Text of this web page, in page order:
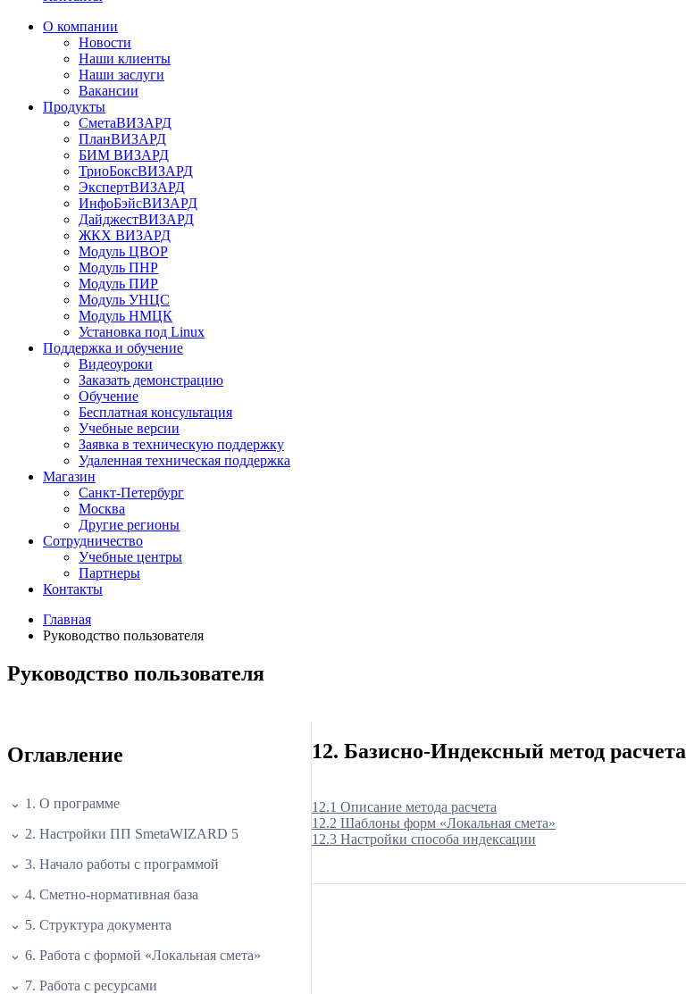
О компании
Новости
Наши клиенты
Наши заслуги
Вакансии
Продукты
СметаВИЗАРД
ПланВИЗАРД
БИМ ВИЗАРД
ТриоБоксВИЗАРД
ЭкспертВИЗАРД
ИнфоБэйсВИЗАРД
ДайджестВИЗАРД
ЖКХ ВИЗАРД
Модуль ЦВОР
Модуль ПНР
Модуль ПИР
Модуль УНЦС
Модуль НМЦК
Установка под Linux
Поддержка и обучение
Видеоуроки
Заказать демонстрацию
Обучение
Бесплатная консультация
Учебные версии
Заявка в техническую поддержку
Удаленная техническая поддержка
Магазин
Санкт-Петербург
Москва
Другие регионы
Сотрудничество
Учебные центры
Партнеры
Контакты
Главная
Руководство пользователя
Руководство пользователя
Оглавление
1. О программе
2. Настройки ПП SmetaWIZARD 5
3. Начало работы с программой
4. Сметно-нормативная база
5. Структура документа
6. Работа с формой «Локальная смета»
7. Работа с ресурсами
12. Базисно-Индексный метод расчета
12.1 Описание метода расчета
12.2 Шаблоны форм «Локальная смета»
12.3 Настройки способа индексации